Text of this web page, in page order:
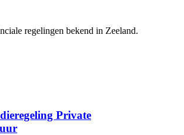
regelingen bekend in Zeeland.
Private